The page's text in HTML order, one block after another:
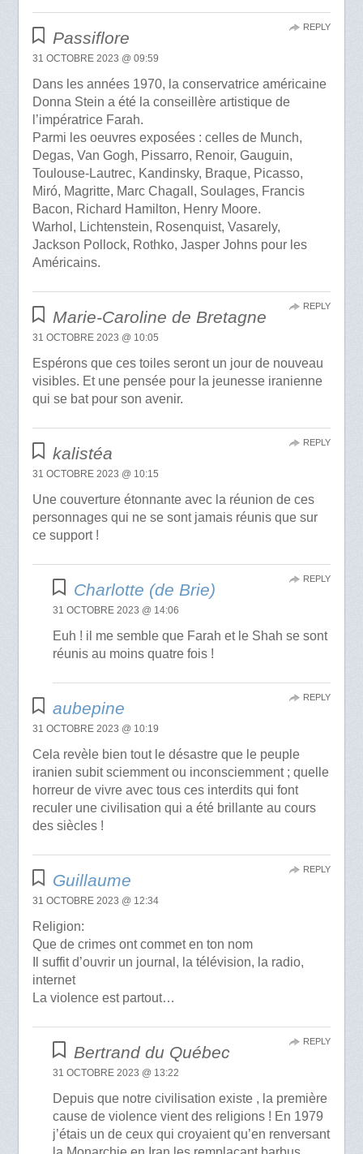
Passiflore
31 OCTOBRE 2023 @ 09:59
Dans les années 1970, la conservatrice américaine
Donna Stein a été la conseillère artistique de
l’impératrice Farah.
Parmi les oeuvres exposées : celles de Munch,
Degas, Van Gogh, Pissarro, Renoir, Gauguin,
Toulouse-Lautrec, Kandinsky, Braque, Picasso,
Miró, Magritte, Marc Chagall, Soulages, Francis
Bacon, Richard Hamilton, Henry Moore.
Warhol, Lichtenstein, Rosenquist, Vasarely,
Jackson Pollock, Rothko, Jasper Johns pour les
Américains.
REPLY
Marie-Caroline de Bretagne
31 OCTOBRE 2023 @ 10:05
Espérons que ces toiles seront un jour de nouveau
visibles. Et une pensée pour la jeunesse iranienne
qui se bat pour son avenir.
REPLY
kalistéa
31 OCTOBRE 2023 @ 10:15
Une couverture étonnante avec la réunion de ces
personnages qui ne se sont jamais réunis que sur
ce support !
REPLY
Charlotte (de Brie)
31 OCTOBRE 2023 @ 14:06
Euh ! il me semble que Farah et le Shah se sont
réunis au moins quatre fois !
REPLY
aubepine
31 OCTOBRE 2023 @ 10:19
Cela revèle bien tout le désastre que le peuple
iranien subit sciemment ou inconsciemment ; quelle
horreur de vivre avec tous ces interdits qui font
reculer une civilisation qui a été brillante au cours
des siècles !
REPLY
Guillaume
31 OCTOBRE 2023 @ 12:34
Religion:
Que de crimes ont commet en ton nom
Il suffit d’ouvrir un journal, la télévision, la radio,
internet
La violence est partout…
REPLY
Bertrand du Québec
31 OCTOBRE 2023 @ 13:22
Depuis que notre civilisation existe , la première
cause de violence vient des religions ! En 1979
j’étais un de ceux qui croyaient qu’en renversant
REPLY